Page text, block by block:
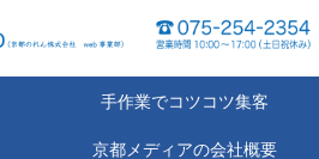
手作業でコツコツ集客
京都メディアの会社概要